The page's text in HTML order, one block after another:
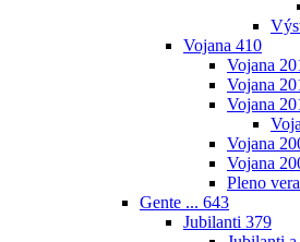
Vojana 410
Vojana
Vojana
Vojana
Vojana
Vojana
Pleno
Gente ... 643
Jubilanti 379